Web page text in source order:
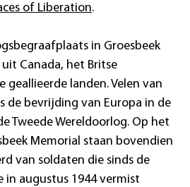
of Liberation.
in Groesbeek
Canada, het Britse
geallieerde landen. Velen van
de bevrijding van Europa in de
Tweede Wereldoorlog. Op het
Memorial staan bovendien
van soldaten die sinds de
in augustus 1944 vermist